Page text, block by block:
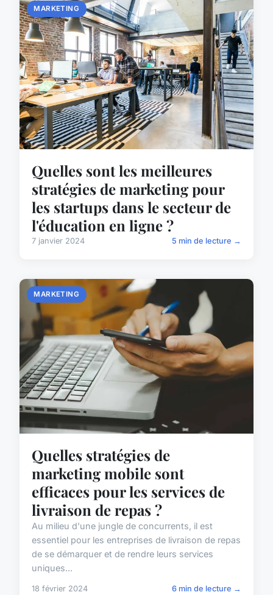
MARKETING
Quelles sont les meilleures
stratégies de marketing pour
les startups dans le secteur de
l'éducation en ligne ?
7 janvier 2024 5 min de lecture →
MARKETING
Quelles stratégies de
marketing mobile sont
efficaces pour les services de
livraison de repas ?
Au milieu d'une jungle de concurrents, il est
essentiel pour les entreprises de livraison de repas
de se démarquer et de rendre leurs services
uniques...
18 février 2024 6 min de lecture →